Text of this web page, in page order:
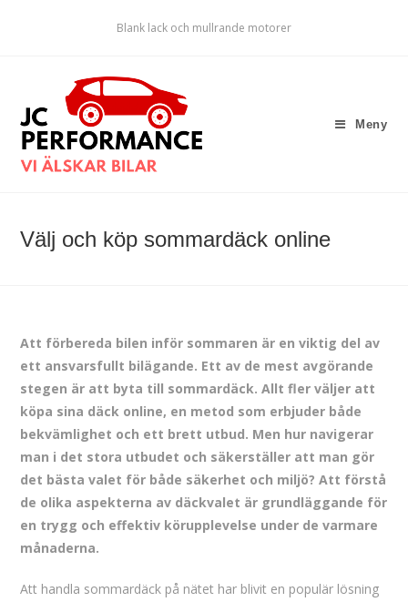
Blank lack och mullrande motorer
Meny
Välj och köp sommardäck online
Att förbereda bilen inför sommaren är en viktig del av
ett ansvarsfullt bilägande. Ett av de mest avgörande
stegen är att byta till sommardäck. Allt fler väljer att
köpa sina däck online, en metod som erbjuder både
bekvämlighet och ett brett utbud. Men hur navigerar
man i det stora utbudet och säkerställer att man gör
det bästa valet för både säkerhet och miljö? Att förstå
de olika aspekterna av däckvalet är grundläggande för
en trygg och effektiv körupplevelse under de varmare
månaderna.
Att handla sommardäck på nätet har blivit en populär lösning